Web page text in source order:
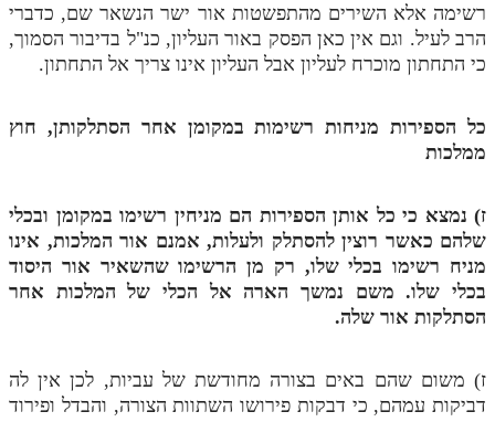
רשימה אלא השירים מהתפשטות אור ישר הנשאר שם, כדברי
הרב לעיל. וגם אין כאן הפסק באור העליון, כנ"ל בדיבור הסמוך,
כי התחתון מוכרח לעליון אבל העליון אינו צריך אל התחתון.
כל הספירות מניחות רשימות במקומן אחר הסתלקותן, חוץ
ממלכות
ז) נמצא כי כל אותן הספירות הם מניחין רשימו במקומן ובכלי
שלהם כאשר רוצין להסתלק ולעלות, אמנם אור המלכות, אינו
מניח רשימו בכלי שלו, רק מן הרשימו שהשאיר אור היסוד
בכלי שלו. משם נמשך הארה אל הכלי של המלכות אחר
הסתלקות אור שלה.
ז) משום שהם באים בצורה מחודשת של עביות, לכן אין לה
דביקות עמהם, כי דבקות פירושו השתוות הצורה, והבדל ופירוד